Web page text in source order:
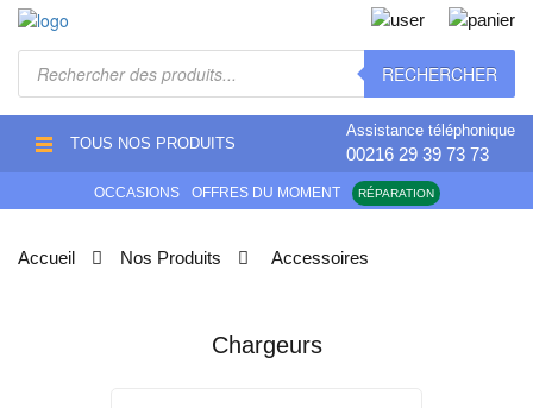
Recherche
RECHERCHER
TOUS NOS PRODUITS
Assistance téléphonique
00216 29 39 73 73
OCCASIONS OFFRES DU MOMENT RÉPARATION
Accueil Nos Produits Accessoires
Chargeurs